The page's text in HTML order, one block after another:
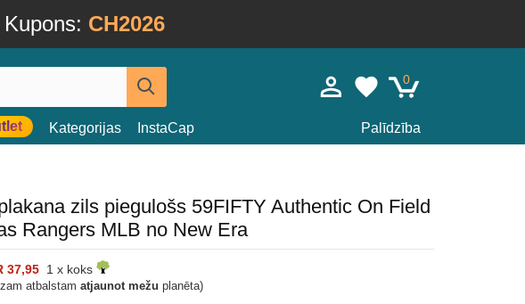
Kupons: CH2026
0
Kategorijas InstaCap Palīdzība
zils piegulošs 59FIFTY Authentic On Field
Rangers MLB no New Era
37,95 1 x koks
atbalstam atjaunot mežu planēta)